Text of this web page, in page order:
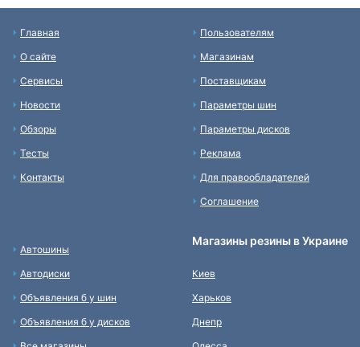
Главная
О сайте
Сервисы
Новости
Обзоры
Тесты
Контакты
Пользователям
Магазинам
Поставщикам
Параметры шин
Параметры дисков
Реклама
Для правообладателей
Соглашение
Автошины
Автодиски
Объявления б у шин
Объявления б у дисков
Магазины резины в Украине
Киев
Харьков
Днепр